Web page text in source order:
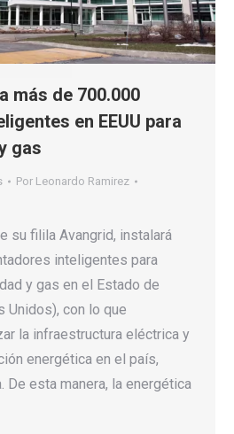
más de 700.000
en EEUU para
gas
Por Leonardo Ramirez
su filila Avangrid, instalará
inteligentes para
y gas en el Estado de
Unidos), con lo que
la infraestructura eléctrica y
energética en el país,
De esta manera, la energética